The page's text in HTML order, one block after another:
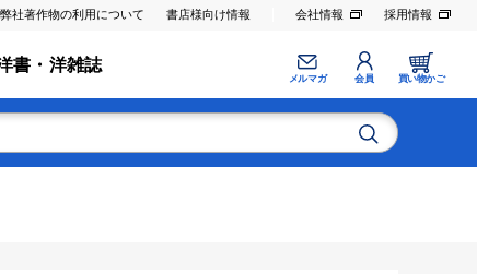
弊社著作物の利用について 書店様向け情報 会社情報 採用情報
書・洋雑誌
メルマガ 会員 買い物かご